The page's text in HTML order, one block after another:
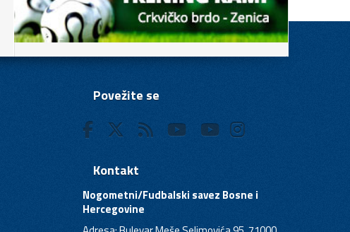
Povežite se
Kontakt
Nogometni/Fudbalski savez Bosne i
Hercegovine